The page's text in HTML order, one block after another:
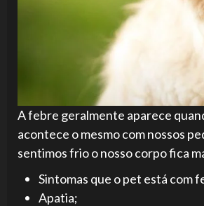
A febre geralmente aparece
acontece o mesmo com nossos
sentimos frio o nosso corpo fica
Sintomas que o pet está com
Apatia;